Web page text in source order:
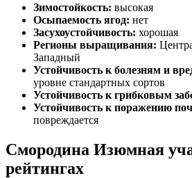
Зимостойкость: высокая
Осыпаемость ягод: нет
Засухоустойчивость: хорошая
Регионы выращивания:
Западный
Устойчивость к болезням и
уровне стандартных сортов
Устойчивость к грибковым
Устойчивость к поражению
повреждается
Смородина Изюмная
рейтингах